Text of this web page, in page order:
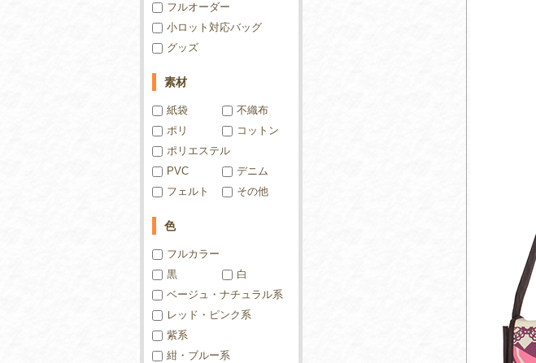
フルオーダー
小ロット対応バッグ
グッズ
素材
紙袋
不織布
ポリ
コットン
ポリエステル
PVC
デニム
フェルト
その他
色
フルカラー
黒
白
ベージュ・ナチュラル系
レッド・ピンク系
紫系
紺・ブルー系